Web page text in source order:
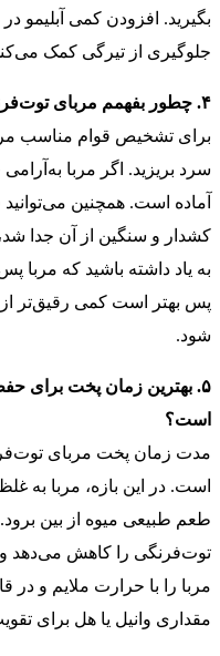
بگیرید. افزودن کمی آبلیمو در
جلوگیری از تیرگی کمک
۴. چطور بفهمم مربای توت‌فرنگی به قوام مناسب رسیده است؟
برای تشخیص قوام مناسب
سرد بریزید. اگر مربا
آماده است. همچنین می‌توانید
کشدار و سنگین از آن جدا
به یاد داشته باشید که
پس بهتر است کمی رقیق‌تر
شود.
۵. بهترین زمان پخت برای
است؟
است. در این بازه، مربا به
طعم طبیعی میوه از بین
توت‌فرنگی را کاهش می‌دهد و
مربا را با حرارت ملایم و در
مقداری وانیل یا هل برای